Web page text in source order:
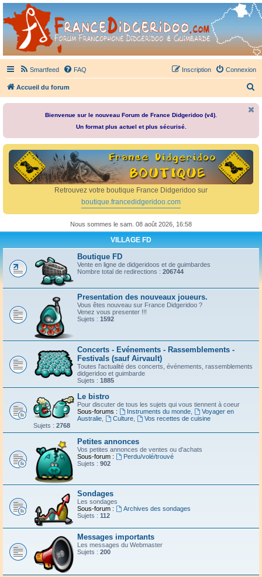
France Didgeridoo
Didgeridoo et Guimbarde sur France Didgeridoo - retrouvez la communauté.
Smartfeed FAQ Connexion
Inscription
Accueil du forum
e
r
Bienvenue sur le nouveau Forum de France Didgeridoo (v4).
Un format plus actuel et plus sécurisé.
Retrouvez votre boutique France Didgeridoo sur
boutique.francedidgeridoo.com
Nous sommes le sam. 08 août 2026, 16:58
VILLAGE FD
Boutique FD
Vente en ligne de didgeridoos et de guimbardes
Nombre total de redirections : 206744
Presentation des nouveaux joueurs.
Vous êtes nouveau sur France Didgeridoo ?
Venez vous presenter !!!
Sujets : 1592
Concerts - Evénements - Rassemblements -
Festivals (sauf Airvault)
Toutes l'actualité des concerts, événements, rassemblements
didgeridoo et guimbarde
Sujets : 1885
Le bistro
Pour discuter de tous les sujets qui vous tiennent à coeur
Sous-forums :
Instruments du monde,
Voyager en
Australie
Culture,
Vos recettes de cuisine
Sujets : 2768
Petites annonces
Vos petites annonces de ventes ou d'achats
Sous-forum :
Perdu/volé/trouvé
Sujets : 902
Sondages
Les sondages
Sous-forum :
Archives des sondages
Sujets : 112
Messages importants
Les messages du Webmaster
Sujets : 200